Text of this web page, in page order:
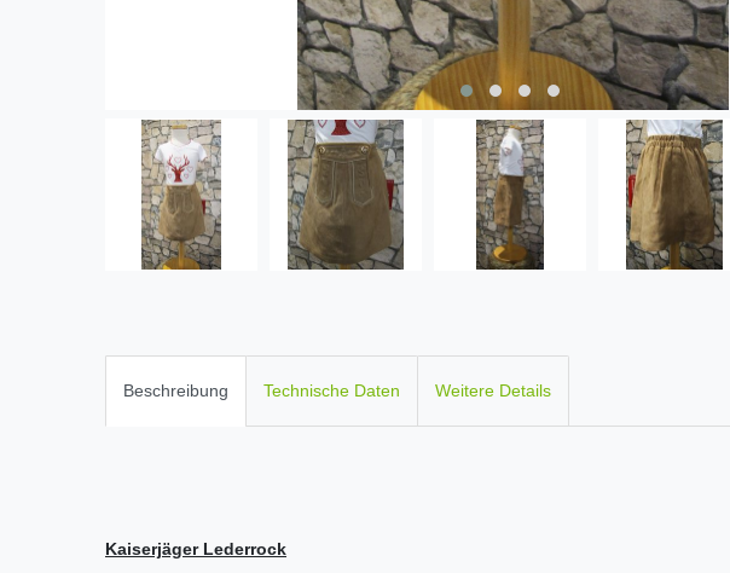
Beschreibung Technische Daten Weitere Details
Kaiserjäger Lederrock